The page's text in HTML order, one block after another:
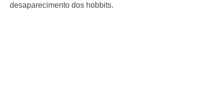
desaparecimento dos hobbits.